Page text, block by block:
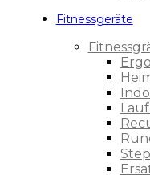
Fitnessgeräte